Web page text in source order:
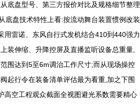
底盘型号、第三方报价对比及规格细节整理
底盘技术特性上看:按流动舞台装置惯例改装
用雷诺、东风自行式发机结合410到440强力
装伸缩、升降控屏及直播监听设备总重量,
围达到5至6m调治工作尺寸;而从现场操控
起行令在装备清单评估最为看重,加之下围
高空工程观众截面全视图避光系数需要精心